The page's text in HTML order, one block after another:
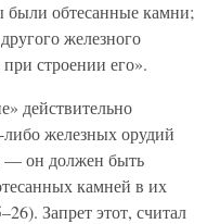
были обтесанные камни;
железного
строении его».
действительно
либо железных орудий
— он должен быть
камней в их
Запрет этот, считал